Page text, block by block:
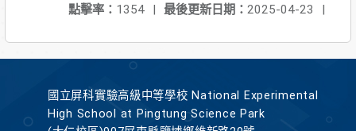
最後更新日期： 2025-04-23 |
點擊率： 1354 |
國立屏科實驗高級中等學校 National Experimental
High School at Pingtung Science Park